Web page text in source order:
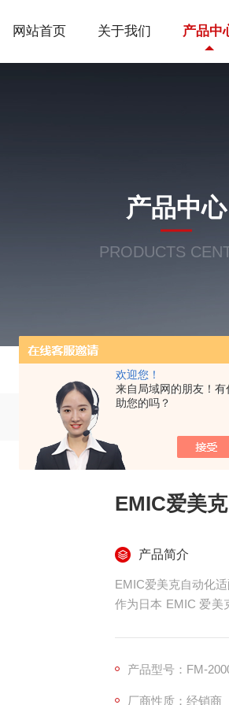
欢迎您！
来自局域网的朋友！有
助您的吗？
网站首页 关于我们 产品中
产品中心
PRODUCTS
当前位置：
EMIC爱美
产品简介
EMIC爱美克自动化
作为日本 EMIC 爱美
差，为质量控制筑牢
产品型号：FM-
厂商性质：经销商